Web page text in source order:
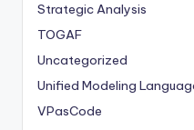
Strategic Analysis
TOGAF
Uncategorized
Unified Modeling
VPasCode